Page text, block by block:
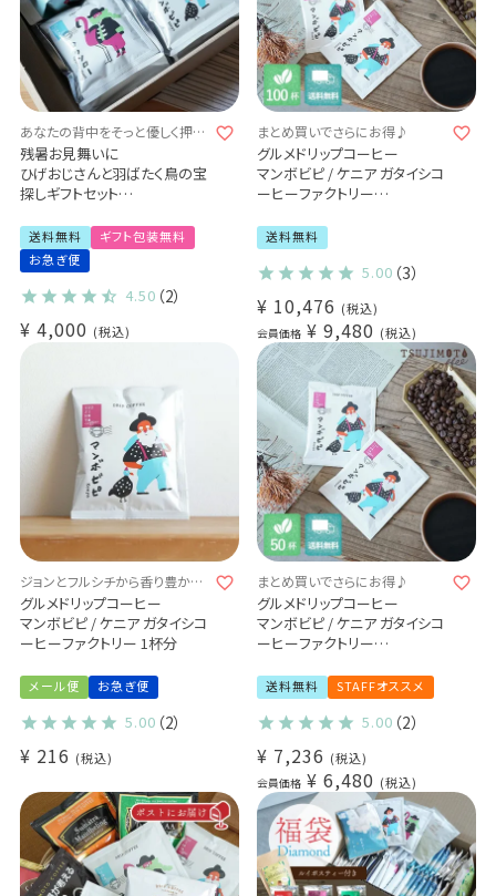
あなたの背中をそっと優しく押し
てくれる1杯となりますように
残暑お見舞いに
ひげおじさんと羽ばたく鳥の宝
探しギフトセット
コーヒー2種
詰め合わせギフトセット
カリビアントレジャーブレンド
マンボビピ ヨウソロー (dl)
送料無料
ギフト包装無料
お急ぎ便
4.50 （2）
¥ 4,000 税込
まとめ買いでさらにお得♪
グルメドリップコーヒー
マンボビピ / ケニア ガタイシコ
ーヒーファクトリー
送料無料
5.00 （3）
¥ 10,476 税込
会員価格 ¥ 9,480 税込
ジョンとフルシチから香り豊かな
手紙が届いた！？
グルメドリップコーヒー
マンボビピ / ケニア ガタイシコ
ーヒーファクトリー 1杯分
メール便 お急ぎ便
5.00 （2）
¥ 216 税込
まとめ買いでさらにお得♪
グルメドリップコーヒー
マンボビピ / ケニア ガタイシコ
ーヒーファクトリー
送料無料 STAFFオススメ
5.00 （2）
¥ 7,236 税込
会員価格 ¥ 6,480 税込